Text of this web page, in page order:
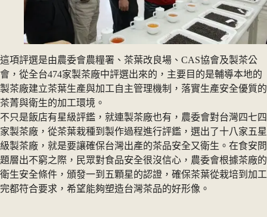
這項評選是由農委會農糧署、茶葉改良場、CAS協會及製茶公
會，從全台474家製茶廠中評選出來的，主要目的是輔導本地的
製茶廠建立茶葉生產與加工自主管理機制，落實生產安全優質的
茶菁與衛生的加工環境。
不只是飯店有星級評鑑，就連製茶廠也有，農委會對台灣四七四
家製茶廠，從茶葉栽種到製作過程進行評鑑，選出了十八家五星
級製茶廠，就是要讓確保台灣出產的茶品安全又衛生。在食安問
題層出不窮之際，民眾對食品安全很沒信心，農委會根據茶廠的
衛生安全條件，頒發一到五顆星的認證，確保茶葉從栽培到加工
完都符合要求，希望能夠塑造台灣茶品的好形像。